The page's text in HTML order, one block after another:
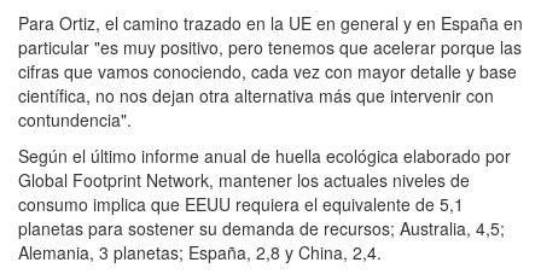
Para Ortiz, el camino trazado en la UE en general y en España en
particular "es muy positivo, pero tenemos que acelerar porque las
cifras que vamos conociendo, cada vez con mayor detalle y base
científica, no nos dejan otra alternativa más que intervenir con
contundencia".
Según el último informe anual de huella ecológica elaborado por
Global Footprint Network, mantener los actuales niveles de
consumo implica que EEUU requiera el equivalente de 5,1
planetas para sostener su demanda de recursos; Australia, 4,5;
Alemania, 3 planetas; España, 2,8 y China, 2,4.